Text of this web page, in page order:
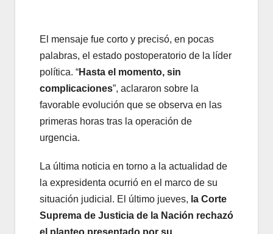
El mensaje fue corto y precisó, en pocas
palabras, el estado postoperatorio de la líder
política. “Hasta el momento, sin
complicaciones”, aclararon sobre la
favorable evolución que se observa en las
primeras horas tras la operación de
urgencia.
La última noticia en torno a la actualidad de
la expresidenta ocurrió en el marco de su
situación judicial. El último jueves, la Corte
Suprema de Justicia de la Nación rechazó